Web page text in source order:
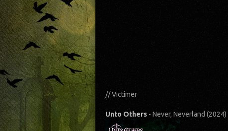
// Victimer
Unto Others - Never, Neverland (2024)